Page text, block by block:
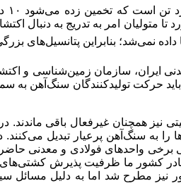
امر به تدریج به دنبال
نمی‌شد؛ بنابراین پتانسیل‌های
ایران، سازمان زمین‌شناسی و
تولیدکنندگان سنگ‌آهن به سمت
نیز همچنان غیرفعال باقی
به سنگ‌آهن پرعیار تبدیل
واحدهای فولادی و معدنی
مطرح شد اما به دلیل مسائل